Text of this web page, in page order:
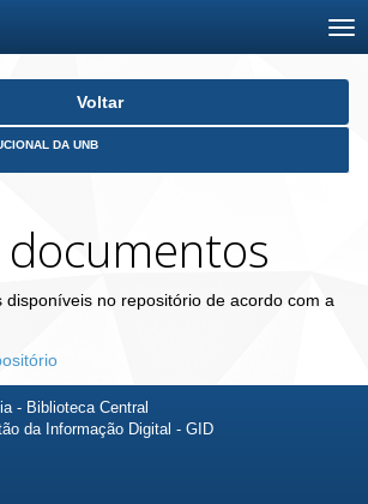
Voltar
DA UNB
documentos
disponíveis no repositório de acordo com a
- Biblioteca Central
da Informação Digital - GID